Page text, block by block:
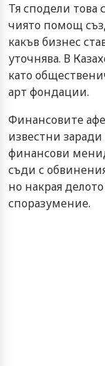
Тя сподели
чиято помощ
какъв бизнес
уточнява. В
като
арт фондации.
Финансовите
известни
финансови
съди с
но накрая
споразумение.